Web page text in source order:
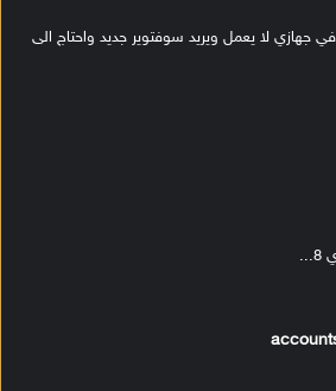
جهازي لا يعمل ويريد سوفتوير جديد واحتاج الى